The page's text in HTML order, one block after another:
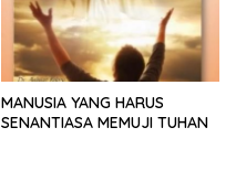
MANUSIA YANG HARUS
SENANTIASA MEMUJI TUHAN